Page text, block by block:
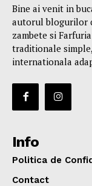
Bine ai venit in
autorul blogurilor
zambete si
traditionale
internationala
Info
Politica de
Contact